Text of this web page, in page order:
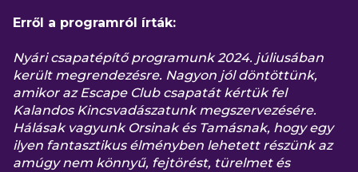
Erről a programról írták:
Nyári csapatépítő programunk 2024. júliusában
került megrendezésre. Nagyon jól döntöttünk,
amikor az Escape Club csapatát kértük fel
Kalandos Kincsvadászatunk megszervezésére.
Hálásak vagyunk Orsinak és Tamásnak, hogy egy
ilyen fantasztikus élményben lehetett részünk az
amúgy nem könnyű, fejtörést, türelmet és